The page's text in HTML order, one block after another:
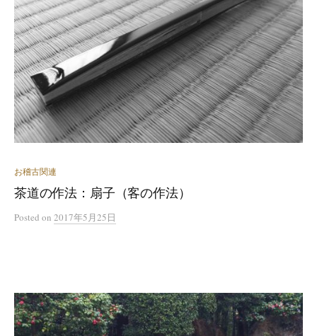
お稽古関連
茶道の作法：扇子（客の作法）
Posted on 2017年5月25日